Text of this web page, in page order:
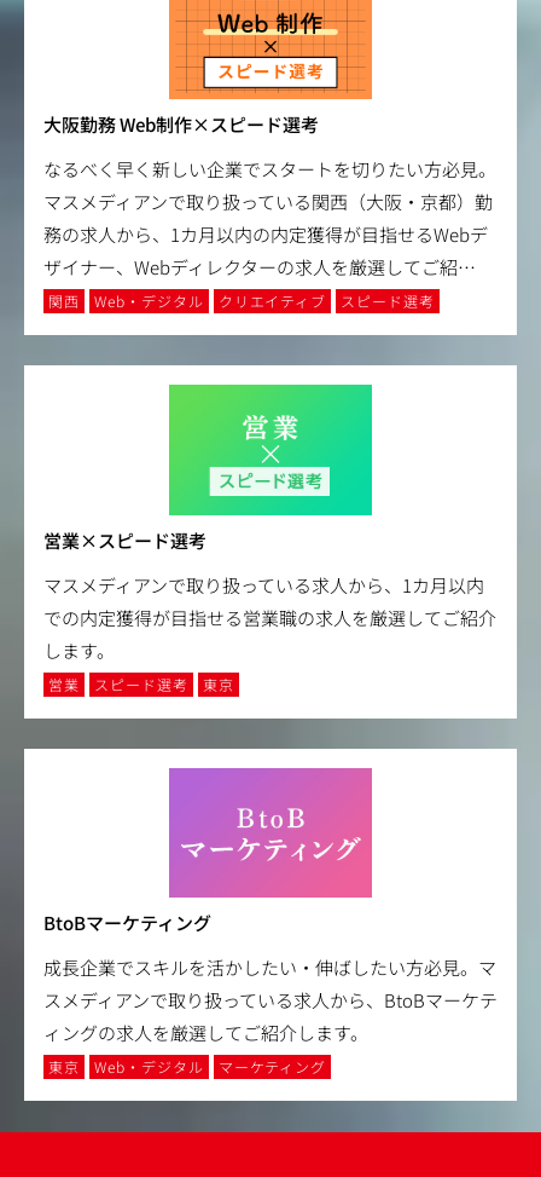
大阪勤務 Web制作×スピード選考
なるべく早く新しい企業でスタートを切りたい方必見。
マスメディアンで取り扱っている関西（大阪・京都）勤
務の求人から、1カ月以内の内定獲得が目指せるWebデ
ザイナー、Webディレクターの求人を厳選してご紹…
関西 Web・デジタル クリエイティブ スピード選考
営業×スピード選考
マスメディアンで取り扱っている求人から、1カ月以内
での内定獲得が目指せる営業職の求人を厳選してご紹介
します。
営業 スピード選考 東京
BtoBマーケティング
成長企業でスキルを活かしたい・伸ばしたい方必見。マ
スメディアンで取り扱っている求人から、BtoBマーケテ
ィングの求人を厳選してご紹介します。
東京 Web・デジタル マーケティング